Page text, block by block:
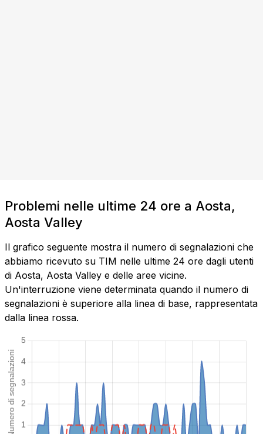
Problemi nelle ultime 24 ore a Aosta,
Aosta Valley
Il grafico seguente mostra il numero di segnalazioni che
abbiamo ricevuto su TIM nelle ultime 24 ore dagli utenti
di Aosta, Aosta Valley e delle aree vicine.
Un'interruzione viene determinata quando il numero di
segnalazioni è superiore alla linea di base, rappresentata
dalla linea rossa.